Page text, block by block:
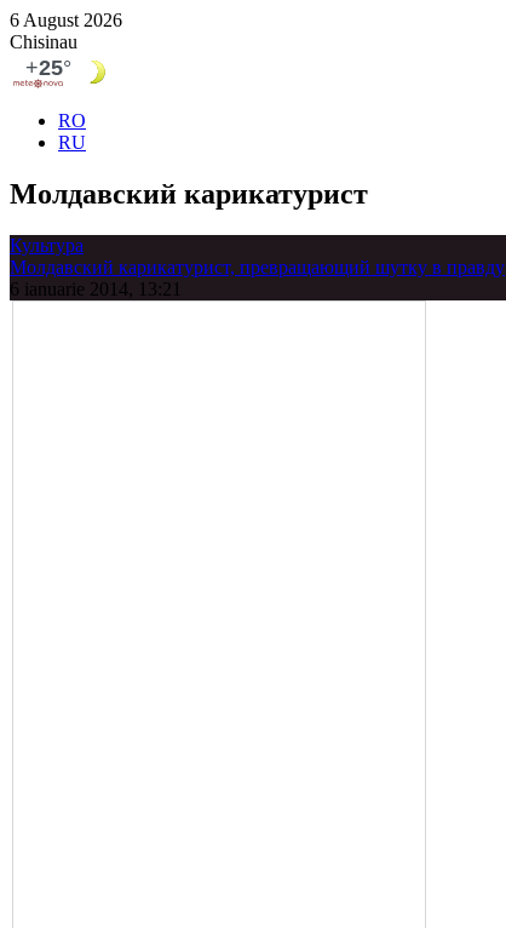
6 August 2026
Chisinau
RO
RU
Молдавский карикатурист
Культура
Молдавский карикатурист, превращающий шутку в правду
6 ianuarie 2014, 13:21